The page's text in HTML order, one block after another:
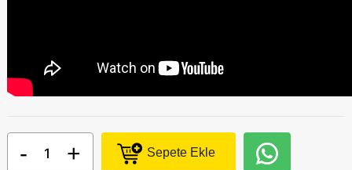
- + Sepete Ekle